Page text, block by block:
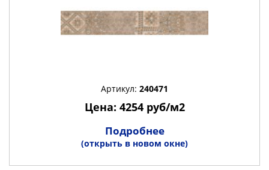
Артикул: 240471
Цена: 4254 руб/м2
Подробнее
(открыть в новом окне)